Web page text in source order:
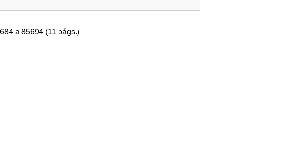
a 85694 (11 págs.)